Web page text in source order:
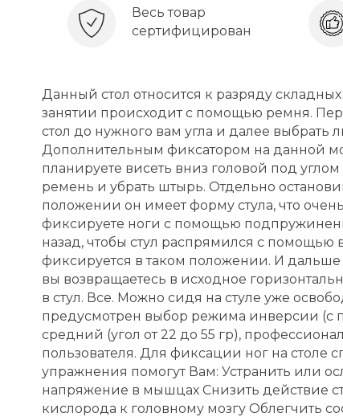
Весь товар
сертифицирован
Данный стол относится к разряду
занятии происходит с помощью ремня.
стол до нужного вам угла и далее
Дополнительным фиксатором на данной
планируете висеть вниз головой под
ремень и убрать штырь. Отдельно
положении он имеет форму стула, что
фиксируете ноги с помощью
назад, чтобы стул распрямился с помощью
фиксируется в таком положении. И
вы возвращаетесь в исходное
в стул. Все. Можно сидя на стуле уже
предусмотрен выбор режима инверсии (с
средний (угол от 22 до 55 гр),
пользователя. Для фиксации ног на
упражнения помогут Вам: Устранить или
напряжение в мышцах Снизить действие
кислорода к головному мозгу Облегчить